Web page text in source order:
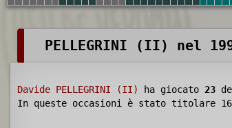
PELLEGRINI (II) nel
Davide PELLEGRINI (II) ha giocato 23
In queste occasioni è stato titolare